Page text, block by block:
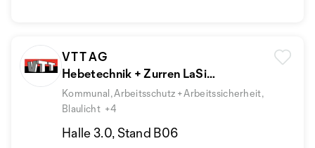
VTT AG
Hebetechnik + Zurren LaSi
Betriebshygiene
Kommunal, Arbeitsschutz + Arbeitssicherheit,
Blaulicht +4
Halle 3.0, Stand B06